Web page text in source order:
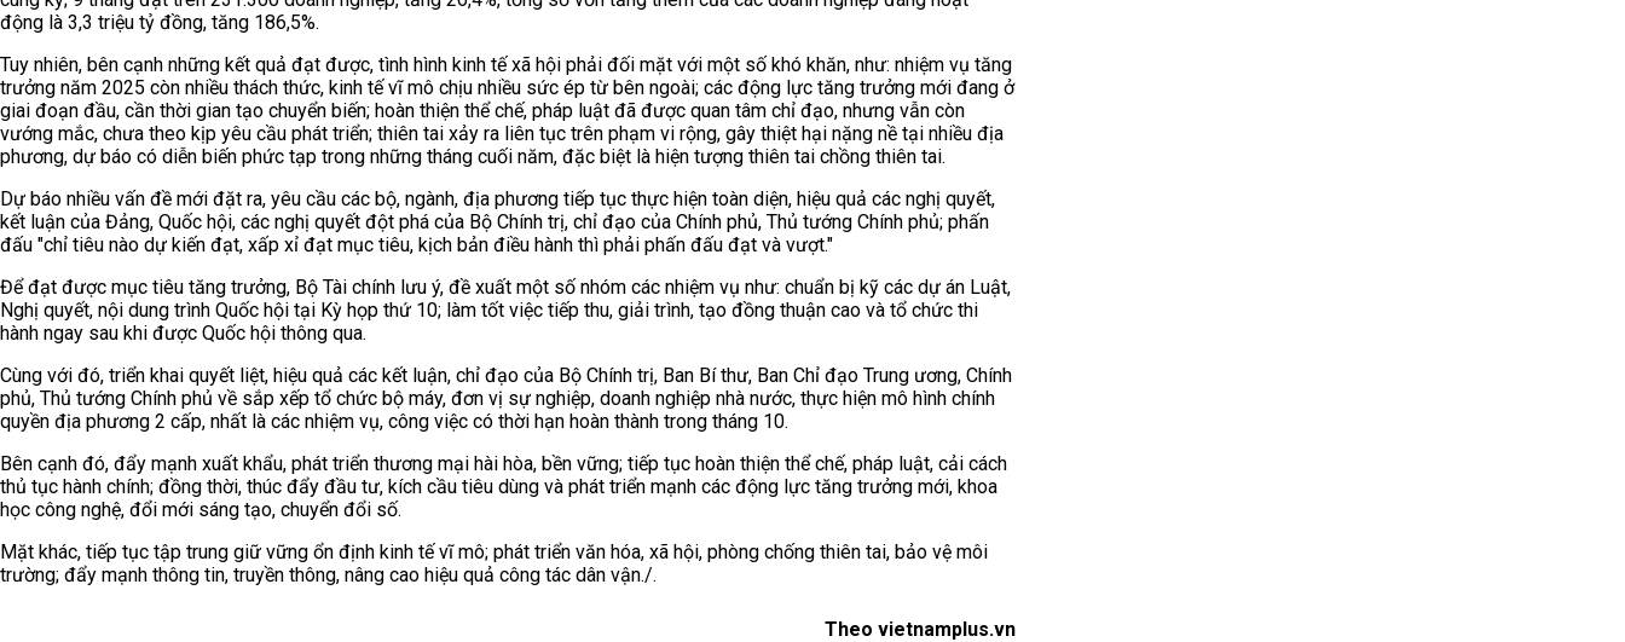
động là 3,3 triệu tỷ đồng, tăng 186,5%.
Tuy nhiên, bên cạnh những kết quả đạt được, tình hình kinh tế xã hội phải đối mặt với một số khó khăn, như: nhiệm vụ tăng
trưởng năm 2025 còn nhiều thách thức, kinh tế vĩ mô chịu nhiều sức ép từ bên ngoài; các động lực tăng trưởng mới đang ở
giai đoạn đầu, cần thời gian tạo chuyển biến; hoàn thiện thể chế, pháp luật đã được quan tâm chỉ đạo, nhưng vẫn còn
vướng mắc, chưa theo kịp yêu cầu phát triển; thiên tai xảy ra liên tục trên phạm vi rộng, gây thiệt hại nặng nề tại nhiều địa
phương, dự báo có diễn biến phức tạp trong những tháng cuối năm, đặc biệt là hiện tượng thiên tai chồng thiên tai.
Dự báo nhiều vấn đề mới đặt ra, yêu cầu các bộ, ngành, địa phương tiếp tục thực hiện toàn diện, hiệu quả các nghị quyết,
kết luận của Đảng, Quốc hội, các nghị quyết đột phá của Bộ Chính trị, chỉ đạo của Chính phủ, Thủ tướng Chính phủ; phấn
đấu "chỉ tiêu nào dự kiến đạt, xấp xỉ đạt mục tiêu, kịch bản điều hành thì phải phấn đấu đạt và vượt."
Để đạt được mục tiêu tăng trưởng, Bộ Tài chính lưu ý, đề xuất một số nhóm các nhiệm vụ như: chuẩn bị kỹ các dự án Luật,
Nghị quyết, nội dung trình Quốc hội tại Kỳ họp thứ 10; làm tốt việc tiếp thu, giải trình, tạo đồng thuận cao và tổ chức thi
hành ngay sau khi được Quốc hội thông qua.
Cùng với đó, triển khai quyết liệt, hiệu quả các kết luận, chỉ đạo của Bộ Chính trị, Ban Bí thư, Ban Chỉ đạo Trung ương, Chính
phủ, Thủ tướng Chính phủ về sắp xếp tổ chức bộ máy, đơn vị sự nghiệp, doanh nghiệp nhà nước, thực hiện mô hình chính
quyền địa phương 2 cấp, nhất là các nhiệm vụ, công việc có thời hạn hoàn thành trong tháng 10.
Bên cạnh đó, đẩy mạnh xuất khẩu, phát triển thương mại hài hòa, bền vững; tiếp tục hoàn thiện thể chế, pháp luật, cải cách
thủ tục hành chính; đồng thời, thúc đẩy đầu tư, kích cầu tiêu dùng và phát triển mạnh các động lực tăng trưởng mới, khoa
học công nghệ, đổi mới sáng tạo, chuyển đổi số.
Mặt khác, tiếp tục tập trung giữ vững ổn định kinh tế vĩ mô; phát triển văn hóa, xã hội, phòng chống thiên tai, bảo vệ môi
trường; đẩy mạnh thông tin, truyền thông, nâng cao hiệu quả công tác dân vận./.
Theo vietnamplus.vn